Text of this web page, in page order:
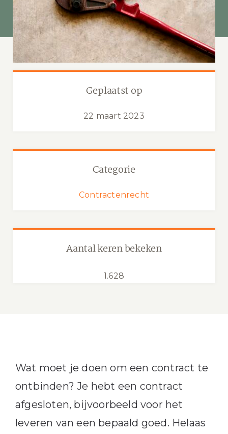
Categorie
Contractenrecht
Geplaatst op
22 maart 2023
Aantal keren bekeken
1.628
Wat moet je doen om een contract te
ontbinden? Je hebt een contract
afgesloten, bijvoorbeeld voor het
leveren van een bepaald goed. Helaas